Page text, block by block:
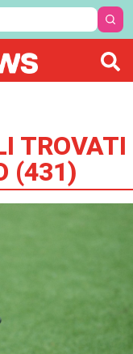
TROVATI
(431)